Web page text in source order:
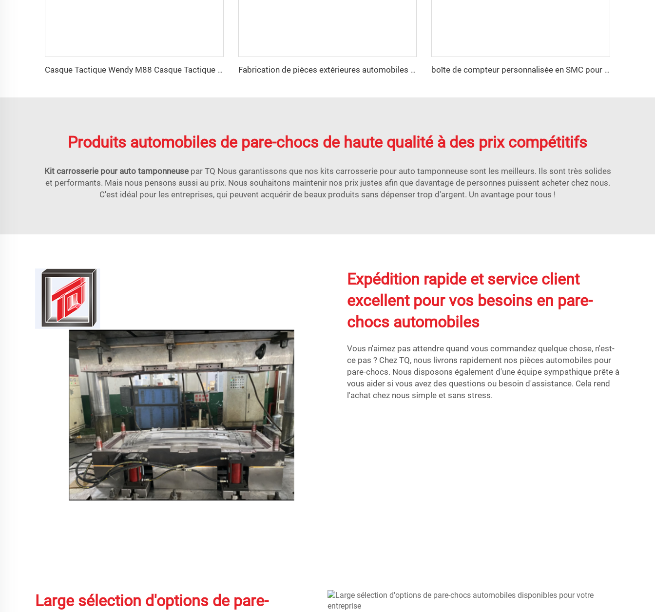
Casque Tactique Wendy M88 Casque Tactique Sûr Haute Qualité Casques Protecteurs Fabrication de pièces extérieures automobiles en plastique injecté de haute qualité pour pare-boue arrière boîte de compteur personnalisée en SMC pour moule de compression
Produits automobiles de pare-chocs de haute qualité à des prix compétitifs
Kit carrosserie pour auto tamponneuse par TQ Nous garantissons que nos kits carrosserie pour auto tamponneuse sont les meilleurs. Ils sont très solides
et performants. Mais nous pensons aussi au prix. Nous souhaitons maintenir nos prix justes afin que davantage de personnes puissent acheter chez nous.
C'est idéal pour les entreprises, qui peuvent acquérir de beaux produits sans dépenser trop d'argent. Un avantage pour tous !
Expédition rapide et service client
excellent pour vos besoins en pare-
chocs automobiles
Vous n'aimez pas attendre quand vous commandez quelque chose, n'est-
ce pas ? Chez TQ, nous livrons rapidement nos pièces automobiles pour
pare-chocs. Nous disposons également d'une équipe sympathique prête à
vous aider si vous avez des questions ou besoin d'assistance. Cela rend
l'achat chez nous simple et sans stress.
Large sélection d'options de pare-